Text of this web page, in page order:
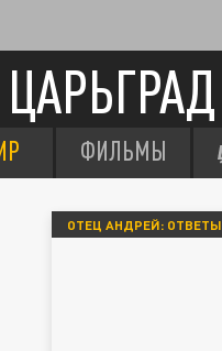
ЦАРЬГРАД
ФИЛЬМЫ
ОТЕЦ АНДРЕЙ: ОТВЕТЫ